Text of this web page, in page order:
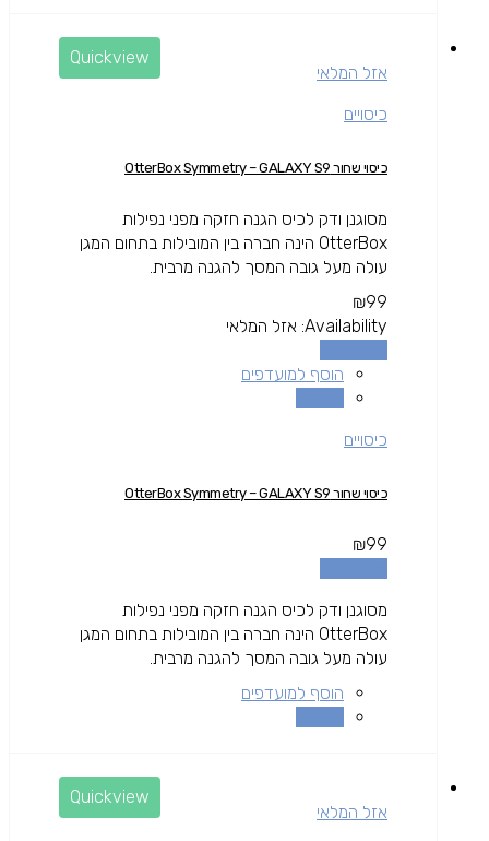
Quickview
אזל המלאי
כיסויים
כיסוי שחור OtterBox Symmetry – GALAXY S9
מסוגנן ודק לכיס הגנה חזקה מפני נפילות
OtterBox הינה חברה בין המובילות בתחום המגן
עולה מעל גובה המסך להגנה מרבית.
₪99
Availability: אזל המלאי
הוסף למועדפים
כיסויים
כיסוי שחור OtterBox Symmetry – GALAXY S9
₪99
מסוגנן ודק לכיס הגנה חזקה מפני נפילות
OtterBox הינה חברה בין המובילות בתחום המגן
עולה מעל גובה המסך להגנה מרבית.
הוסף למועדפים
Quickview
אזל המלאי